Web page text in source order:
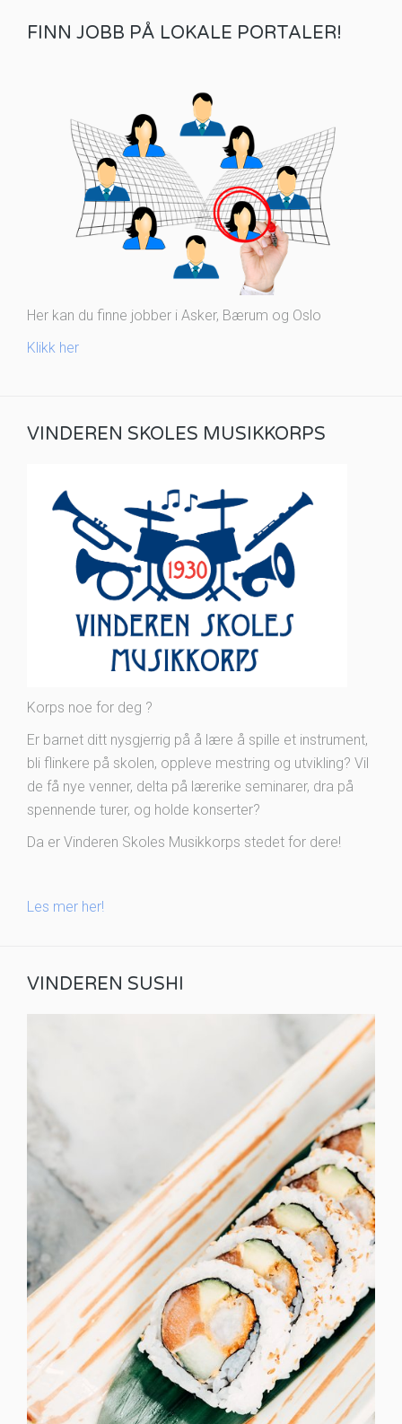
FINN JOBB PÅ LOKALE PORTALER!
Her kan du finne jobber i Asker, Bærum og Oslo
Klikk her
VINDEREN SKOLES MUSIKKORPS
Korps noe for deg ?
Er barnet ditt nysgjerrig på å lære å spille et instrument,
bli flinkere på skolen, oppleve mestring og utvikling? Vil
de få nye venner, delta på lærerike seminarer, dra på
spennende turer, og holde konserter?
Da er Vinderen Skoles Musikkorps stedet for dere!
Les mer her!
VINDEREN SUSHI